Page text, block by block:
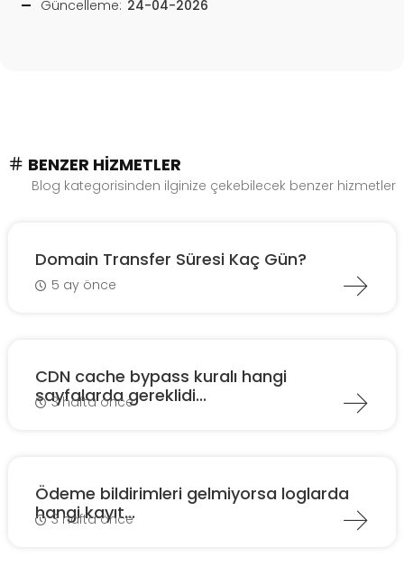
Güncelleme: 24-04-2026
BENZER HIZMETLER
Blog kategorisinden ilginize çekebilecek benzer hizmetler
Domain Transfer Süresi Kaç Gün?
5 ay önce
CDN cache bypass kuralı hangi
sayfalarda gereklidi...
3 hafta önce
Ödeme bildirimleri gelmiyorsa loglarda
hangi kayıt...
3 hafta önce